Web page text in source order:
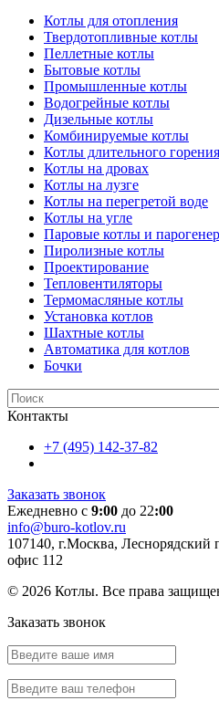
Котлы для отопления
Твердотопливные котлы
Пеллетные котлы
Бытовые котлы
Промышленные котлы
Водогрейные котлы
Дизельные котлы
Комбинируемые котлы
Котлы длительного горения
Котлы на дровах
Котлы на лузге
Котлы на перегретой воде
Котлы на угле
Паровые котлы и
Пиролизные котлы
Проектирование
Тепловентиляторы
Термомасляные котлы
Установка котлов
Шахтные котлы
Автоматика для котлов
Бочки
Контакты
+7 (495) 142-37-82
Заказать звонок
Ежедневно с 9:00 до 22:00
info@buro-kotlov.ru
107140, г.Москва, Леснорядский
офис 112
© 2026 Котлы. Все права
Заказать звонок